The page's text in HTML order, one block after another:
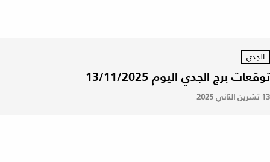
الجدي
توقعات برج الجدي اليوم 13/11/2025
13 تشرين الثاني 2025